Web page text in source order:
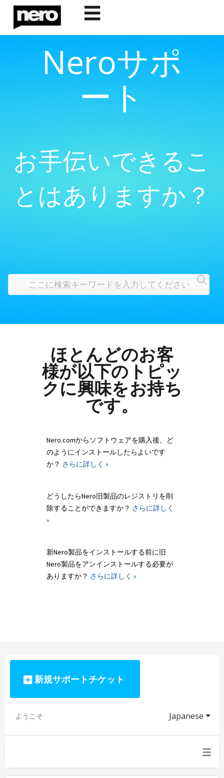
☰
Neroサポ
ート
お手伝いできるこ
とはありますか？
ほとんどのお客
様が以下のトピッ
クに興味をお持ち
です。
Nero.comからソフトウェアを購入後、ど
のようにインストールしたらよいです
か？ さらに詳しく »
どうしたらNero旧製品のレジストリを削
除することができますか？ さらに詳しく
»
新Nero製品をインストールする前に旧
Nero製品をアンインストールする必要が
ありますか？ さらに詳しく »
新規サポートチケット
Japanese
ようこそ